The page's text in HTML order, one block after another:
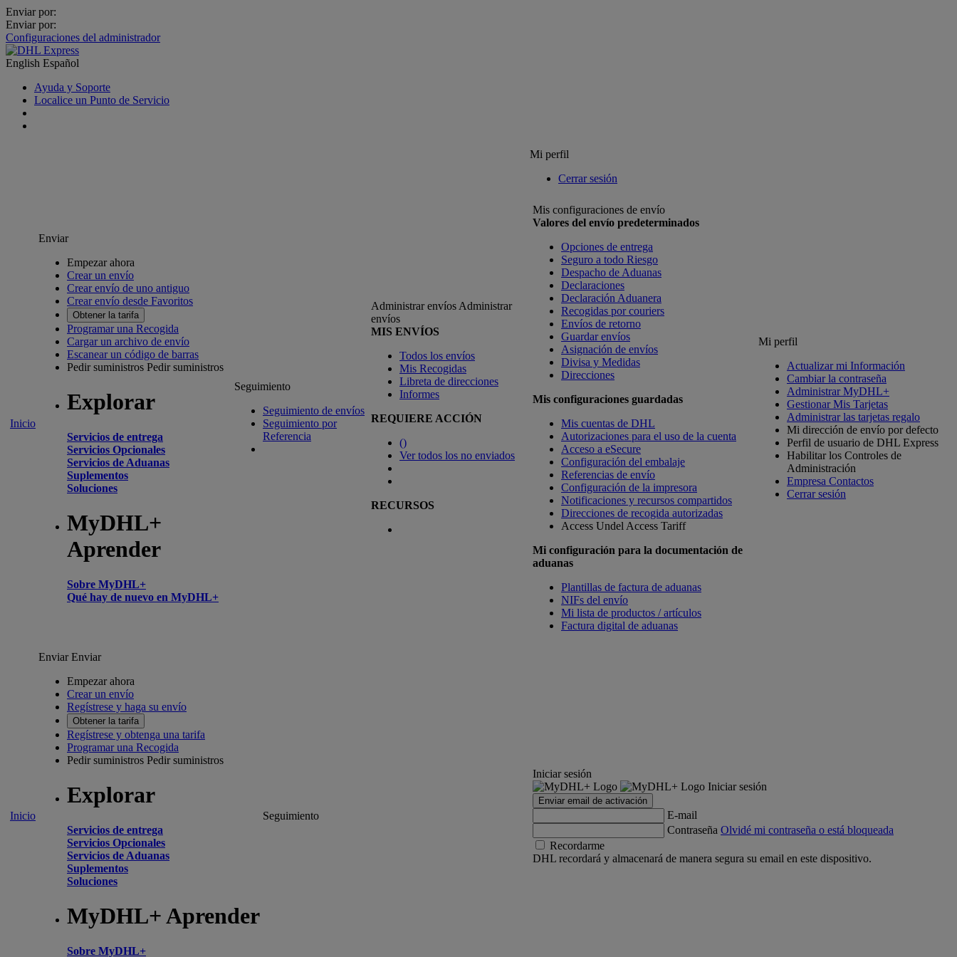
Enviar por:
Enviar por:
Configuraciones del administrador
English Español
Ayuda y Soporte
Localice un Punto de Servicio
Mi perfil
Cerrar sesión
Inicio
Enviar
Empezar ahora
Crear un envío
Crear envío de uno antiguo
Crear envío desde Favoritos
Obtener la tarifa
Programar una Recogida
Cargar un archivo de envío
Escanear un código de barras
Pedir suministros Pedir suministros
Explorar
Servicios de entrega
Servicios Opcionales
Servicios de Aduanas
Suplementos
Soluciones
MyDHL+
Aprender
Sobre MyDHL+
Qué hay de nuevo en MyDHL+
Seguimiento
Seguimiento de envíos
Seguimiento por
Referencia
Administrar envíos Administrar
envíos
MIS ENVÍOS
Todos los envíos
Mis Recogidas
Libreta de direcciones
Informes
REQUIERE ACCIÓN
()
Ver todos los no enviados
RECURSOS
Mis configuraciones de envío
Valores del envío predeterminados
Opciones de entrega
Seguro a todo Riesgo
Despacho de Aduanas
Declaraciones
Declaración Aduanera
Recogidas por couriers
Envíos de retorno
Guardar envíos
Asignación de envíos
Divisa y Medidas
Direcciones
Mis configuraciones guardadas
Mis cuentas de DHL
Autorizaciones para el uso de la cuenta
Acceso a eSecure
Configuración del embalaje
Referencias de envío
Configuración de la impresora
Notificaciones y recursos compartidos
Direcciones de recogida autorizadas
Access Undel Access Tariff
Mi configuración para la documentación de
aduanas
Plantillas de factura de aduanas
NIFs del envío
Mi lista de productos / artículos
Factura digital de aduanas
Mi perfil
Actualizar mi Información
Cambiar la contraseña
Administrar MyDHL+
Gestionar Mis Tarjetas
Administrar las tarjetas regalo
Mi dirección de envío por defecto
Perfil de usuario de DHL Express
Habilitar los Controles de
Administración
Empresa Contactos
Cerrar sesión
Inicio
EnviarEnviar
Empezar ahora
Crear un envío
Regístrese y haga su envío
Obtener la tarifa
Regístrese y obtenga una tarifa
Programar una Recogida
Pedir suministros Pedir suministros
Explorar
Servicios de entrega
Servicios Opcionales
Servicios de Aduanas
Suplementos
Soluciones
MyDHL+ Aprender
Sobre MyDHL+
Seguimiento
Iniciar sesión
Iniciar sesión
Enviar email de activación
E-mail
Contraseña Olvidé mi contraseña o está bloqueada
Recordarme
DHL recordará y almacenará de manera segura su email en este dispositivo.